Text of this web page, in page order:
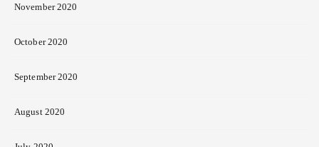
November 2020
October 2020
September 2020
August 2020